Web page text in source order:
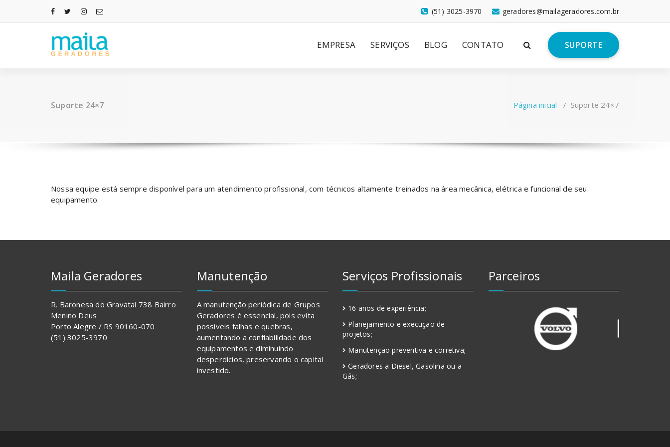
o
geradores@mailageradores.com.br
(51) 3025-3970
EMPRESA SERVIÇOS BLOG CONTATO SUPORTE
Suporte 24×7 Página inicial / Suporte 24×7
Nossa equipe está sempre disponível para um atendimento profissional, com técnicos altamente treinados na área mecânica, elétrica e funcional de seu
equipamento.
Maila Geradores
R. Baronesa do Gravataí 738 Bairro
Menino Deus
Porto Alegre / RS 90160-070
(51) 3025-3970
Manutenção
A manutenção periódica de Grupos
Geradores é essencial, pois evita
possíveis falhas e quebras,
aumentando a confiabilidade dos
equipamentos e diminuindo
desperdícios, preservando o capital
investido.
Serviços Profissionais
16 anos de experiência;
Planejamento e execução de
projetos;
Manutenção preventiva e corretiva;
Geradores a Diesel, Gasolina ou a
Gás;
Parceiros